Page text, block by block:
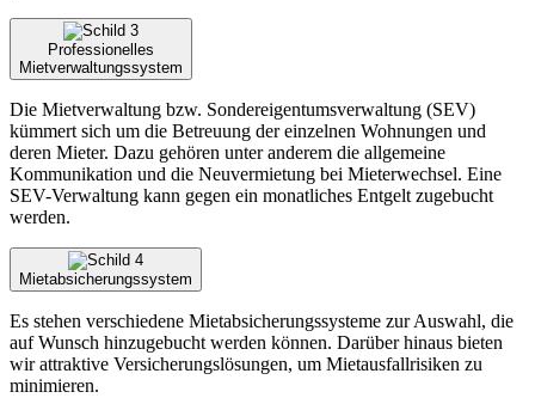
Professionelles
Mietverwaltungssystem
Die Mietverwaltung bzw. Sondereigentumsverwaltung (SEV)
kümmert sich um die Betreuung der einzelnen Wohnungen und
deren Mieter. Dazu gehören unter anderem die allgemeine
Kommunikation und die Neuvermietung bei Mieterwechsel. Eine
SEV-Verwaltung kann gegen ein monatliches Entgelt zugebucht
werden.
Mietabsicherungssystem
Es stehen verschiedene Mietabsicherungssysteme zur Auswahl, die
auf Wunsch hinzugebucht werden können. Darüber hinaus bieten
wir attraktive Versicherungslösungen, um Mietausfallrisiken zu
minimieren.